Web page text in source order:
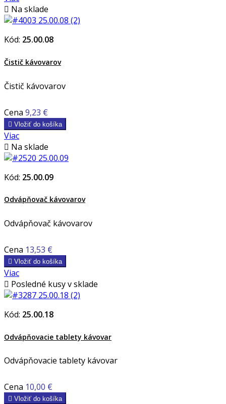
 Na sklade
Kód: 25.00.08
Čistič kávovarov
Čistič kávovarov
Cena 9,23 €
 Vložiť do košíka
Viac
 Na sklade
Kód: 25.00.09
Odvápňovač kávovarov
Odvápňovač kávovarov
Cena 13,53 €
 Vložiť do košíka
Viac
 Posledné kusy v sklade
Kód: 25.00.18
Odvápňovacie tablety kávovar
Odvápňovacie tablety kávovar
Cena 10,00 €
 Vložiť do košíka